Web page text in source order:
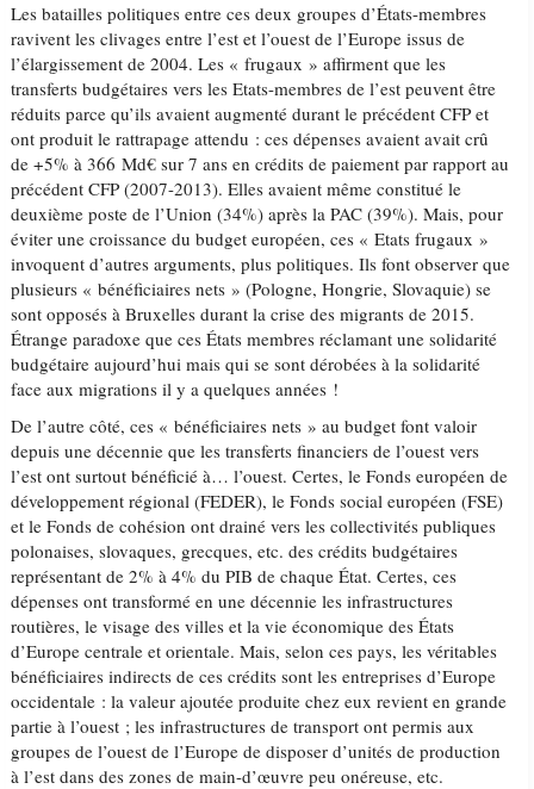
Les batailles politiques entre ces deux groupes d’États-membres
ravivent les clivages entre l’est et l’ouest de l’Europe issus de
l’élargissement de 2004. Les « frugaux » affirment que les
transferts budgétaires vers les Etats-membres de l’est peuvent être
réduits parce qu’ils avaient augmenté durant le précédent CFP et
ont produit le rattrapage attendu : ces dépenses avaient avait crû
de +5% à 366 Md€ sur 7 ans en crédits de paiement par rapport au
précédent CFP (2007-2013). Elles avaient même constitué le
deuxième poste de l’Union (34%) après la PAC (39%). Mais, pour
éviter une croissance du budget européen, ces « Etats frugaux »
invoquent d’autres arguments, plus politiques. Ils font observer que
plusieurs « bénéficiaires nets » (Pologne, Hongrie, Slovaquie) se
sont opposés à Bruxelles durant la crise des migrants de 2015.
Étrange paradoxe que ces États membres réclamant une solidarité
budgétaire aujourd’hui mais qui se sont dérobées à la solidarité
face aux migrations il y a quelques années !
De l’autre côté, ces « bénéficiaires nets » au budget font valoir
depuis une décennie que les transferts financiers de l’ouest vers
l’est ont surtout bénéficié à… l’ouest. Certes, le Fonds européen de
développement régional (FEDER), le Fonds social européen (FSE)
et le Fonds de cohésion ont drainé vers les collectivités publiques
polonaises, slovaques, grecques, etc. des crédits budgétaires
représentant de 2% à 4% du PIB de chaque État. Certes, ces
dépenses ont transformé en une décennie les infrastructures
routières, le visage des villes et la vie économique des États
d’Europe centrale et orientale. Mais, selon ces pays, les véritables
bénéficiaires indirects de ces crédits sont les entreprises d’Europe
occidentale : la valeur ajoutée produite chez eux revient en grande
partie à l’ouest ; les infrastructures de transport ont permis aux
groupes de l’ouest de l’Europe de disposer d’unités de production
à l’est dans des zones de main-d’œuvre peu onéreuse, etc.